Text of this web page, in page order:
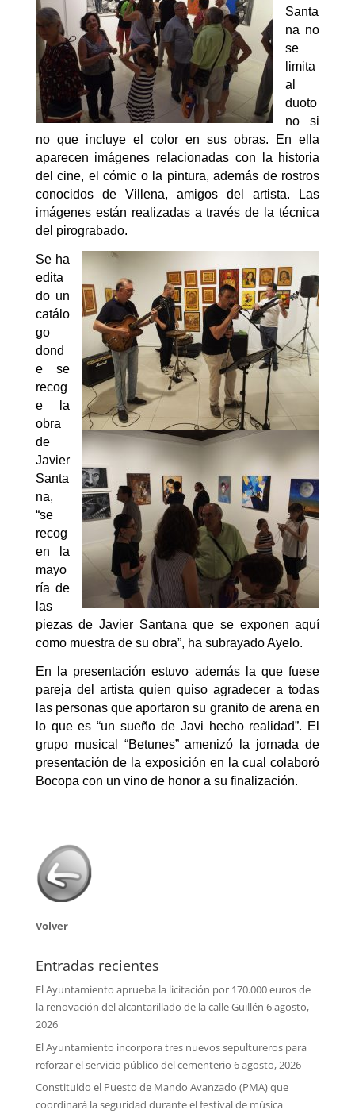
Santa
na no
se
limita
al
duoto
no si
no que incluye el color en sus obras. En ella
aparecen imágenes relacionadas con la historia
del cine, el cómic o la pintura, además de rostros
conocidos de Villena, amigos del artista. Las
imágenes están realizadas a través de la técnica
del pirograbado.
Se ha
edita
do un
catálo
go
dond
e se
recog
e la
obra
de
Javier
Santa
na,
“se
recog
en la
mayo
ría de
las
piezas de Javier Santana que se exponen aquí
como muestra de su obra”, ha subrayado Ayelo.
En la presentación estuvo además la que fuese
pareja del artista quien quiso agradecer a todas
las personas que aportaron su granito de arena en
lo que es “un sueño de Javi hecho realidad”. El
grupo musical “Betunes” amenizó la jornada de
presentación de la exposición en la cual colaboró
Bocopa con un vino de honor a su finalización.
Volver
Entradas recientes
El Ayuntamiento aprueba la licitación por 170.000 euros de
la renovación del alcantarillado de la calle Guillén 6 agosto,
2026
El Ayuntamiento incorpora tres nuevos sepultureros para
reforzar el servicio público del cementerio 6 agosto, 2026
Constituido el Puesto de Mando Avanzado (PMA) que
coordinará la seguridad durante el festival de música